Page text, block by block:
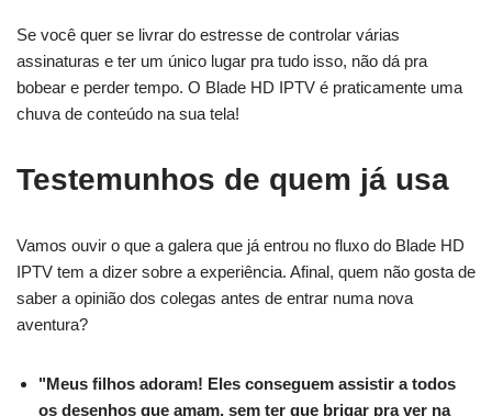
Se você quer se livrar do estresse de controlar várias
assinaturas e ter um único lugar pra tudo isso, não dá pra
bobear e perder tempo. O Blade HD IPTV é praticamente uma
chuva de conteúdo na sua tela!
Testemunhos de quem já usa
Vamos ouvir o que a galera que já entrou no fluxo do Blade HD
IPTV tem a dizer sobre a experiência. Afinal, quem não gosta de
saber a opinião dos colegas antes de entrar numa nova
aventura?
"Meus filhos adoram! Eles conseguem assistir a todos
os desenhos que amam, sem ter que brigar pra ver na